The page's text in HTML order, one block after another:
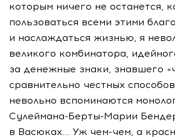
которым ничего не останется,
пользоваться всеми этими
и наслаждаться жизнью, я
великого комбинатора,
за денежные знаки, знавшего
сравнительно честных
невольно вспоминаются
Сулеймана-Берты-Марии
в Васюках... Уж чем-чем, а